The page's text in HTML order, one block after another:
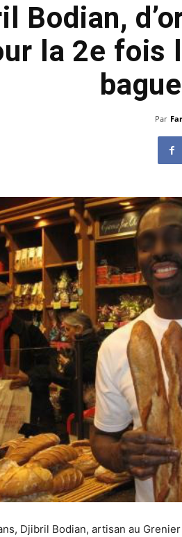
Bodian,
la 2e fois
Par
Djibril Bodian, artisan au